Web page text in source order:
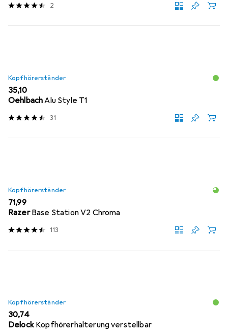
2
Kopfhörerständer
EUR
35,10
OehlbachAlu Style T1
31
Kopfhörerständer
EUR
71,99
Razer Base Station V2 Chroma
113
Kopfhörerständer
EUR
30,74
Delock Kopfhörerhalterung verstellbar